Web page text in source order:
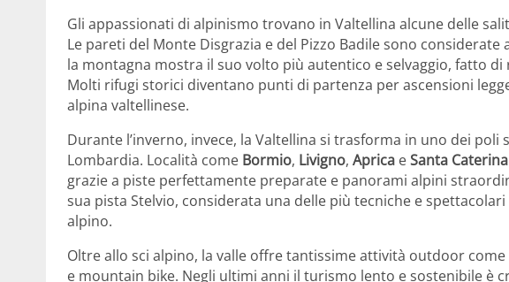
Gli appassionati di alpinismo trovano in Valtellina alcune delle
Le pareti del Monte Disgrazia e del Pizzo Badile sono
la montagna mostra il suo volto più autentico e selvaggio, fatto di
Molti rifugi storici diventano punti di partenza per ascensioni
alpina valtellinese.
Durante l’inverno, invece, la Valtellina si trasforma in uno dei
Lombardia. Località come Bormio, Livigno, Aprica eSanta
grazie a piste perfettamente preparate e panorami alpini
sua pista Stelvio, considerata una delle più tecniche e
alpino.
Oltre allo sci alpino, la valle offre tantissime attività outdoor
e mountain bike. Negli ultimi anni il turismo lento e sostenibile è